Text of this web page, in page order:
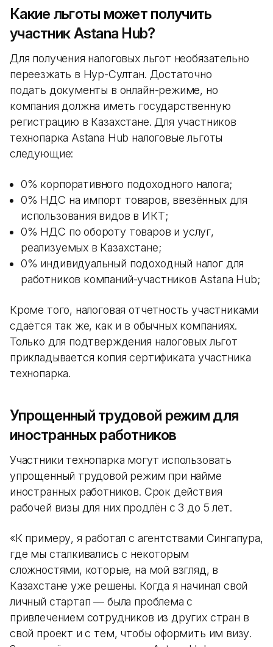
Какие льготы может получить
участник Astana Hub?
Для получения налоговых льгот необязательно
переезжать в Нур-Султан. Достаточно
подать документы в онлайн-режиме, но
компания должна иметь государственную
регистрацию в Казахстане. Для участников
технопарка Astana Hub налоговые льготы
следующие:
0% корпоративного подоходного налога;
0% НДС на импорт товаров, ввезённых для
использования видов в ИКТ;
0% НДС по обороту товаров и услуг,
реализуемых в Казахстане;
0% индивидуальный подоходный налог для
работников компаний-участников Astana Hub;
Кроме того, налоговая отчетность участниками
сдаётся так же, как и в обычных компаниях.
Только для подтверждения налоговых льгот
прикладывается копия сертификата участника
технопарка.
Упрощенный трудовой режим для
иностранных работников
Участники технопарка могут использовать
упрощенный трудовой режим при найме
иностранных работников. Срок действия
рабочей визы для них продлён с 3 до 5 лет.
«К примеру, я работал с агентствами Сингапура,
где мы сталкивались с некоторым
сложностями, которые, на мой взгляд, в
Казахстане уже решены. Когда я начинал свой
личный стартап — была проблема с
привлечением сотрудников из других стран в
свой проект и с тем, чтобы оформить им визу.